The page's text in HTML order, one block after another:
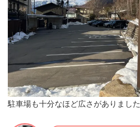
駐車場も十分なほど広さがありました